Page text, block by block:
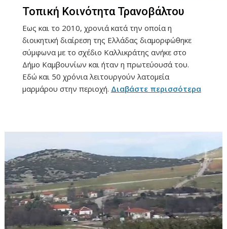
Τοπική Κοινότητα Τρανοβάλτου
Εως και το 2010, χρονιά κατά την οποία η
διοικητική διαίρεση της Ελλάδας διαμορφώθηκε
σύμφωνα με το σχέδιο Καλλικράτης ανήκε στο
Δήμο Καμβουνίων και ήταν η πρωτεύουσά του.
Εδώ και 50 χρόνια λειτουργούν λατομεία
μαρμάρου στην περιοχή. Διαβάστε περισσότερα